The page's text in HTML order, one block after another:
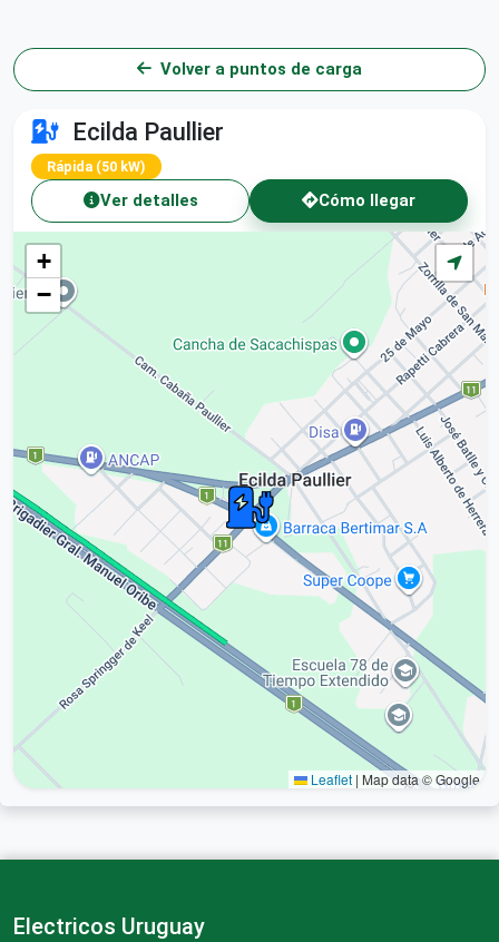
Volver a puntos de carga
Ecilda Paullier
Rápida (50 kW)
Ver detalles Cómo llegar
+
−
Leaflet | Map data © Google
Electricos Uruguay